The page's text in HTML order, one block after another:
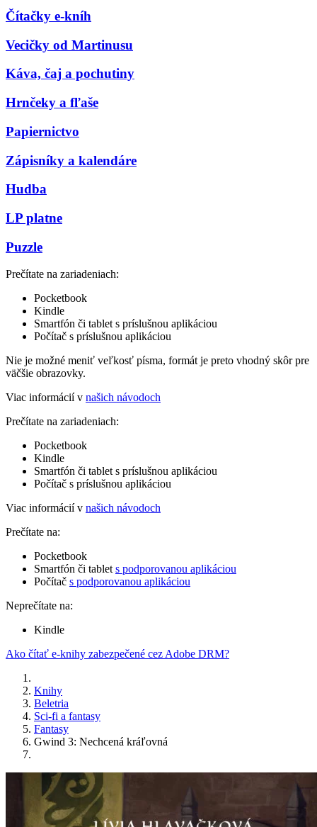
Čítačky e-kníh
Vecičky od Martinusu
Káva, čaj a pochutiny
Hrnčeky a fľaše
Papiernictvo
Zápisníky a kalendáre
Hudba
LP platne
Puzzle
Prečítate na zariadeniach:
Pocketbook
Kindle
Smartfón či tablet s príslušnou aplikáciou
Počítač s príslušnou aplikáciou
Nie je možné meniť veľkosť písma, formát je preto vhodný skôr pre
väčšie obrazovky.
Viac informácií v našich návodoch
Prečítate na zariadeniach:
Pocketbook
Kindle
Smartfón či tablet s príslušnou aplikáciou
Počítač s príslušnou aplikáciou
Viac informácií v našich návodoch
Prečítate na:
Pocketbook
Smartfón či tablet s podporovanou aplikáciou
Počítač s podporovanou aplikáciou
Neprečítate na:
Kindle
Ako čítať e-knihy zabezpečené cez Adobe DRM?
Knihy
Beletria
Sci-fi a fantasy
Fantasy
Gwind 3: Nechcená kráľovná